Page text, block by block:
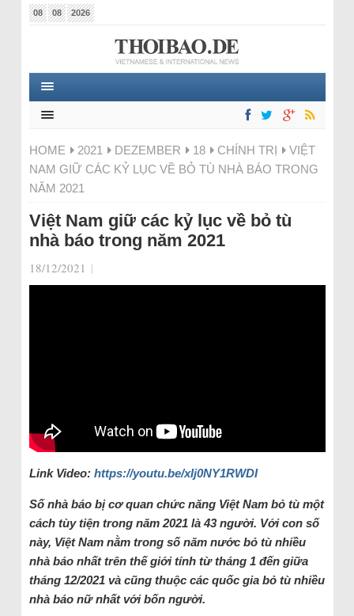
08 08 2026
HOME 2021 DEZEMBER 18 CHÍNH TRỊ
VIỆT
NAM GIỮ CÁC KỶ LỤC VỀ BỎ TÙ NHÀ BÁO TRONG
NĂM 2021
Việt Nam giữ các kỷ lục về bỏ tù
nhà báo trong năm 2021
18/12/2021 |
Link Video: https://youtu.be/xIj0NY1RWDI
Số nhà báo bị cơ quan chức năng Việt Nam bỏ tù một
cách tùy tiện trong năm 2021 là 43 người. Với con số
này, Việt Nam nằm trong số năm nước bỏ tù nhiều
nhà báo nhất trên thế giới tính từ tháng 1 đến giữa
tháng 12/2021 và cũng thuộc các quốc gia bỏ tù nhiều
nhà báo nữ nhất với bốn người.